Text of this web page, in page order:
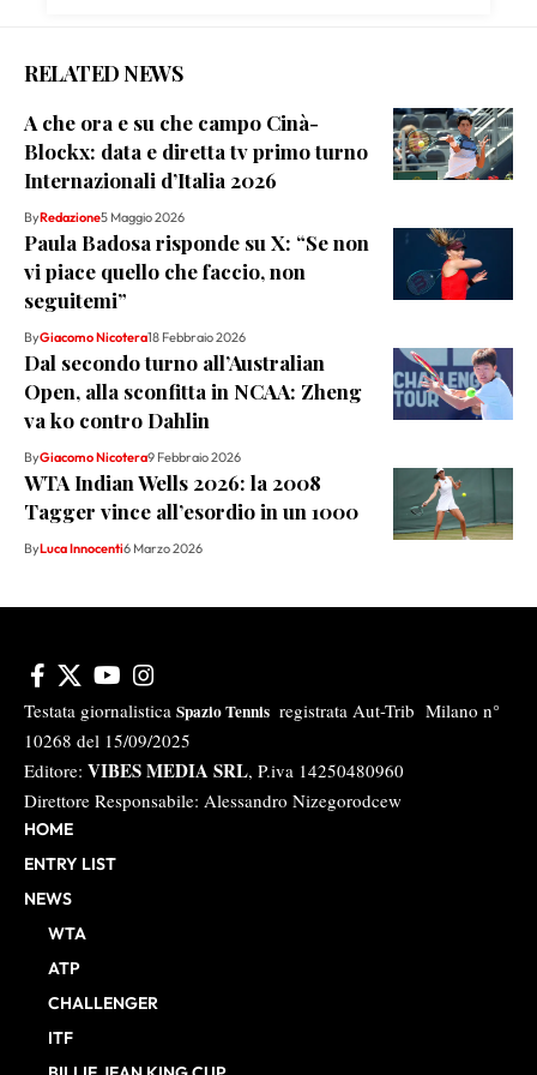
RELATED NEWS
A che ora e su che campo Cinà-
Blockx: data e diretta tv primo turno
Internazionali d’Italia 2026
ByRedazione5 Maggio 2026
Paula Badosa risponde su X: “Se non
vi piace quello che faccio, non
seguitemi”
ByGiacomo Nicotera18 Febbraio 2026
Dal secondo turno all’Australian
Open, alla sconfitta in NCAA: Zheng
va ko contro Dahlin
ByGiacomo Nicotera9 Febbraio 2026
WTA Indian Wells 2026: la 2008
Tagger vince all’esordio in un 1000
ByLuca Innocenti6 Marzo 2026
Testata giornalistica Spazio Tennis registrata Aut-Trib Milano n°
10268 del 15/09/2025
Editore: VIBES MEDIA SRL, P.iva 14250480960
Direttore Responsabile: Alessandro Nizegorodcew
HOME
ENTRY LIST
NEWS
WTA
ATP
CHALLENGER
ITF